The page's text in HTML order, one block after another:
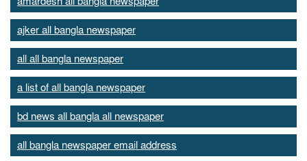
ajker all bangla newspaper
all all bangla newspaper
a list of all bangla newspaper
bd news all bangla all newspaper
all bangla newspaper email address